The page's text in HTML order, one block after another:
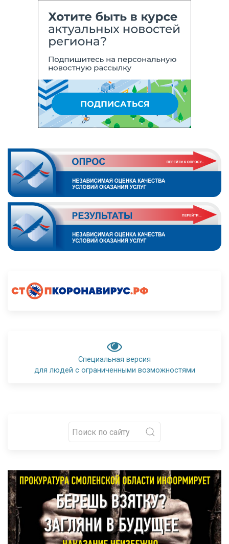
Специальная версия
для людей с ограниченными возможностями